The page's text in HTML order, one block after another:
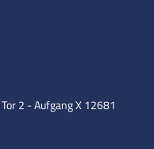
Tor 2 - Aufgang X12681